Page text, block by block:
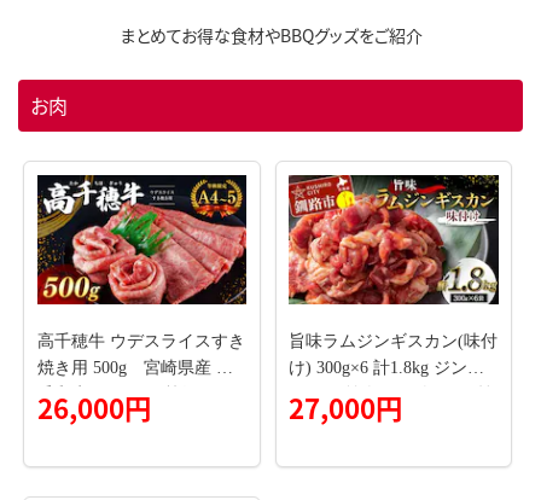
まとめてお得な食材やBBQグッズをご紹介
お肉
高千穂牛 ウデスライスすき
焼き用 500g 宮崎県産 黒
毛和牛 A4 ～ A5 等級
26,000円
旨味ラムジンギスカン(味付
け) 300g×6 計1.8kg ジンギ
スカン 羊肉 ラム肉 ラム 焼
肉 BBQ バーベキュー 味付
27,000円